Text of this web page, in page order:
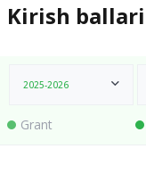
Kirish
2025-2026
Grant